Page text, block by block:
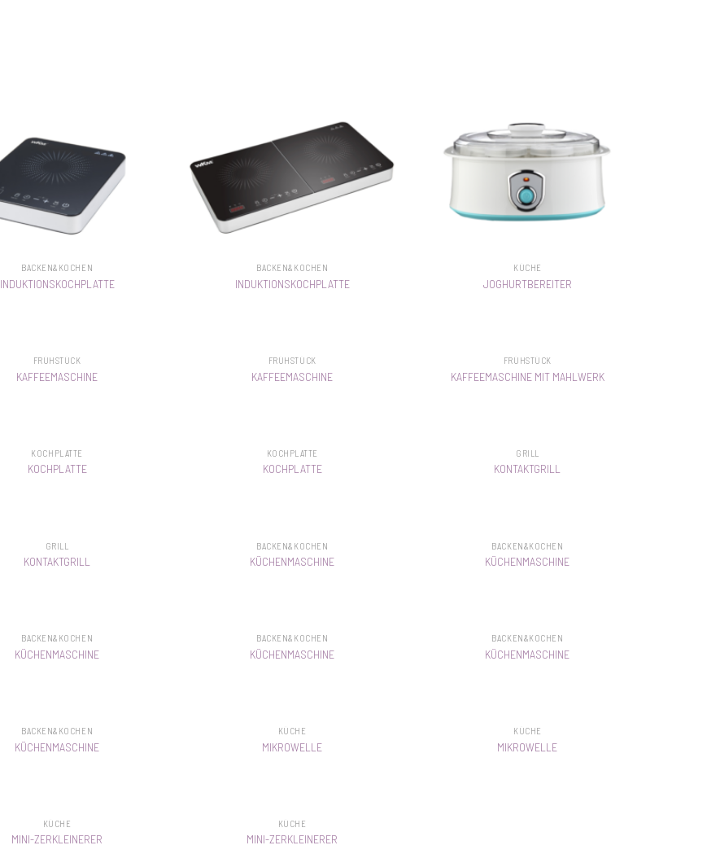
BACKEN&KOCHEN
INDUKTIONSKOCHPLATTE
BACKEN&KOCHEN
INDUKTIONSKOCHPLATTE
KÜCHE
JOGHURTBEREITER
FRÜHSTÜCK
KAFFEEMASCHINE
FRÜHSTÜCK
KAFFEEMASCHINE
FRÜHSTÜCK
KAFFEEMASCHINE MIT MAHLWERK
KOCHPLATTE
KOCHPLATTE
KOCHPLATTE
KOCHPLATTE
GRILL
KONTAKTGRILL
GRILL
KONTAKTGRILL
BACKEN&KOCHEN
KÜCHENMASCHINE
BACKEN&KOCHEN
KÜCHENMASCHINE
BACKEN&KOCHEN
KÜCHENMASCHINE
BACKEN&KOCHEN
KÜCHENMASCHINE
BACKEN&KOCHEN
KÜCHENMASCHINE
BACKEN&KOCHEN
KÜCHENMASCHINE
KÜCHE
MIKROWELLE
KÜCHE
MIKROWELLE
KÜCHE
MINI-ZERKLEINERER
KÜCHE
MINI-ZERKLEINERER